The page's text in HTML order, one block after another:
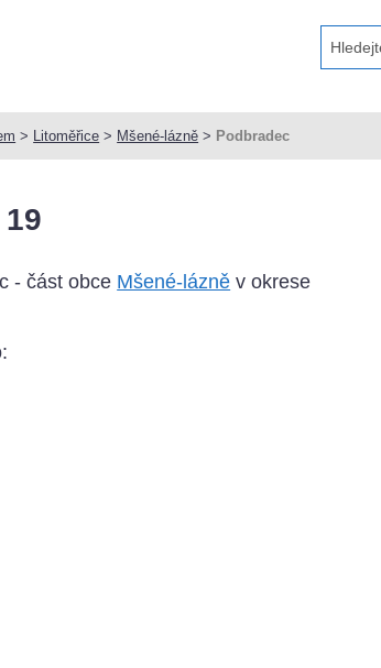
> Litoměřice > Mšené-lázně > Podbradec
- část obce Mšené-lázně v okrese